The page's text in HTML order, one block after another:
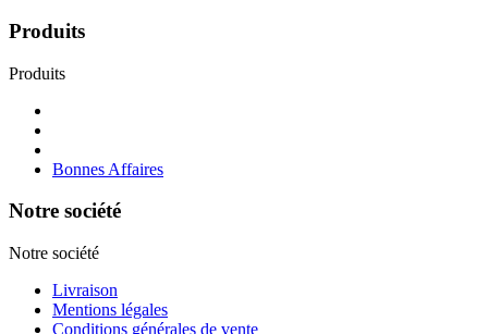
Produits
Produits
Bonnes Affaires
Notre société
Notre société
Livraison
Mentions légales
Conditions générales de vente